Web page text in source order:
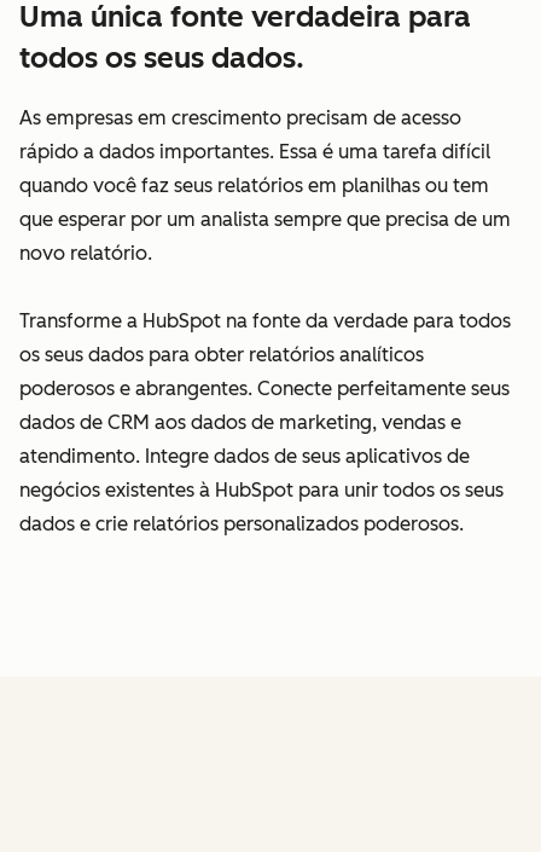
Uma única fonte verdadeira para
todos os seus dados.
As empresas em crescimento precisam de acesso
rápido a dados importantes. Essa é uma tarefa difícil
quando você faz seus relatórios em planilhas ou tem
que esperar por um analista sempre que precisa de um
novo relatório.
Transforme a HubSpot na fonte da verdade para todos
os seus dados para obter relatórios analíticos
poderosos e abrangentes. Conecte perfeitamente seus
dados de CRM aos dados de marketing, vendas e
atendimento. Integre dados de seus aplicativos de
negócios existentes à HubSpot para unir todos os seus
dados e crie relatórios personalizados poderosos.